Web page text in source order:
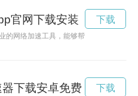
官网下载安装
的网络加速工具，能够帮助用户实现游
下载
下载安卓免费 下载